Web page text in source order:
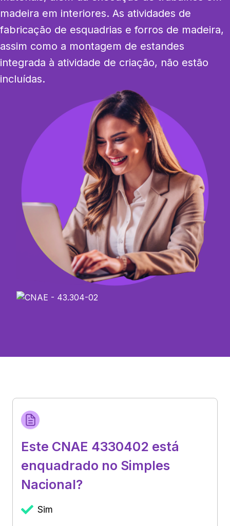
madeira em interiores. As atividades de
fabricação de esquadrias e forros de madeira,
assim como a montagem de estandes
integrada à atividade de criação, não estão
incluídas.
Este CNAE 4330402 está
enquadrado no Simples
Nacional?
Sim